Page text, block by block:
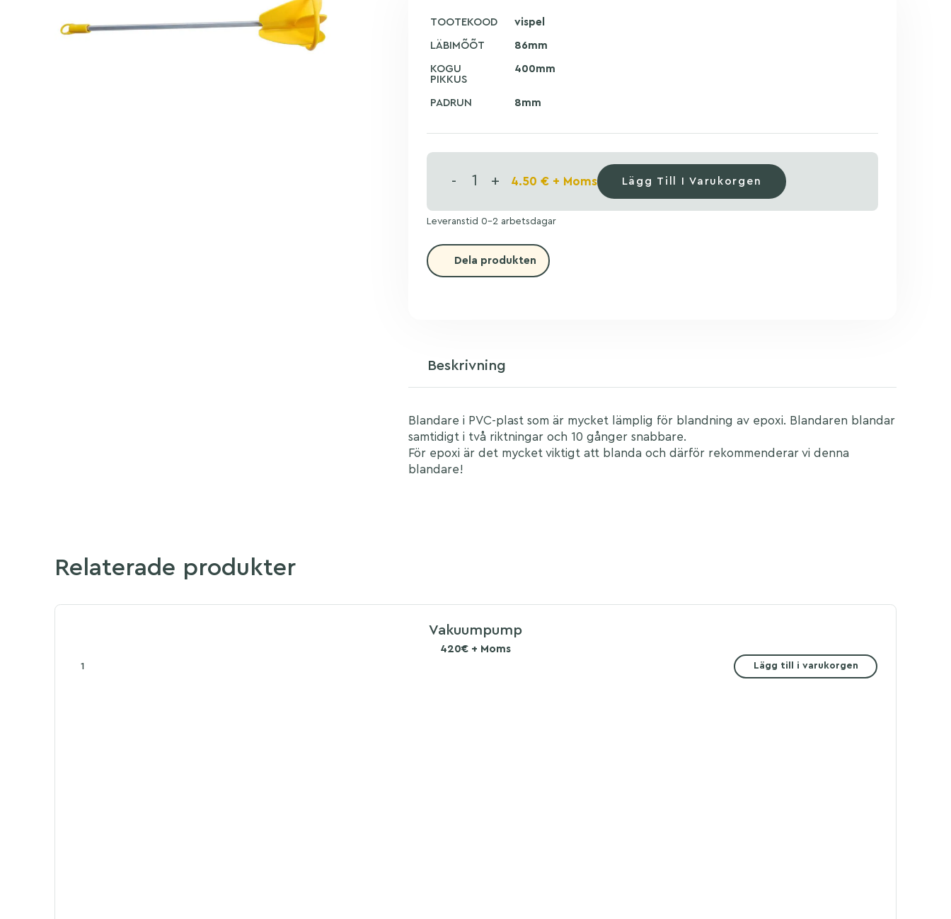
TOOTEKOOD vispel
LÄBIMÕÕT 86mm
KOGU
PIKKUS
400mm
PADRUN 8mm
- + 4.50 € + Moms Lägg Till I Varukorgen
Leveranstid 0-2 arbetsdagar
Dela produkten
Beskrivning
Blandare i PVC-plast som är mycket lämplig för blandning av epoxi. Blandaren blandar
samtidigt i två riktningar och 10 gånger snabbare.
För epoxi är det mycket viktigt att blanda och därför rekommenderar vi denna
blandare!
Relaterade produkter
Vakuumpump
420€ + Moms
Lägg till i varukorgen